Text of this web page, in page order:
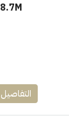
8.7M$
التفاصيل